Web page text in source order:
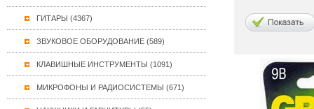
ГИТАРЫ (4367)
ЗВУКОВОЕ ОБОРУДОВАНИЕ (589)
КЛАВИШНЫЕ ИНСТРУМЕНТЫ (1091)
МИКРОФОНЫ И РАДИОСИСТЕМЫ (671)